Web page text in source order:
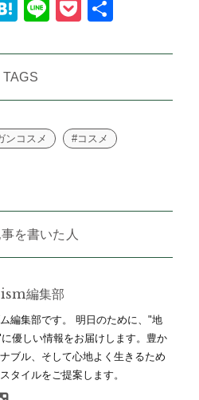
Hatena
LinePocket
TAGS
ンコスメ #コスメ
を書いた人
編集部
編集部です。 明日のために、"地
優しい情報をお届けします。豊か
ブル、そして心地よく生きるため
タイルをご提案します。